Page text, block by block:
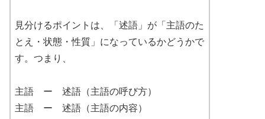
見分けるポイントは、「述語」が「主語のた
とえ・状態・性質」になっているかどうかで
す。つまり、
主語 ー 述語（主語の呼び方）
主語 ー 述語（主語の内容）